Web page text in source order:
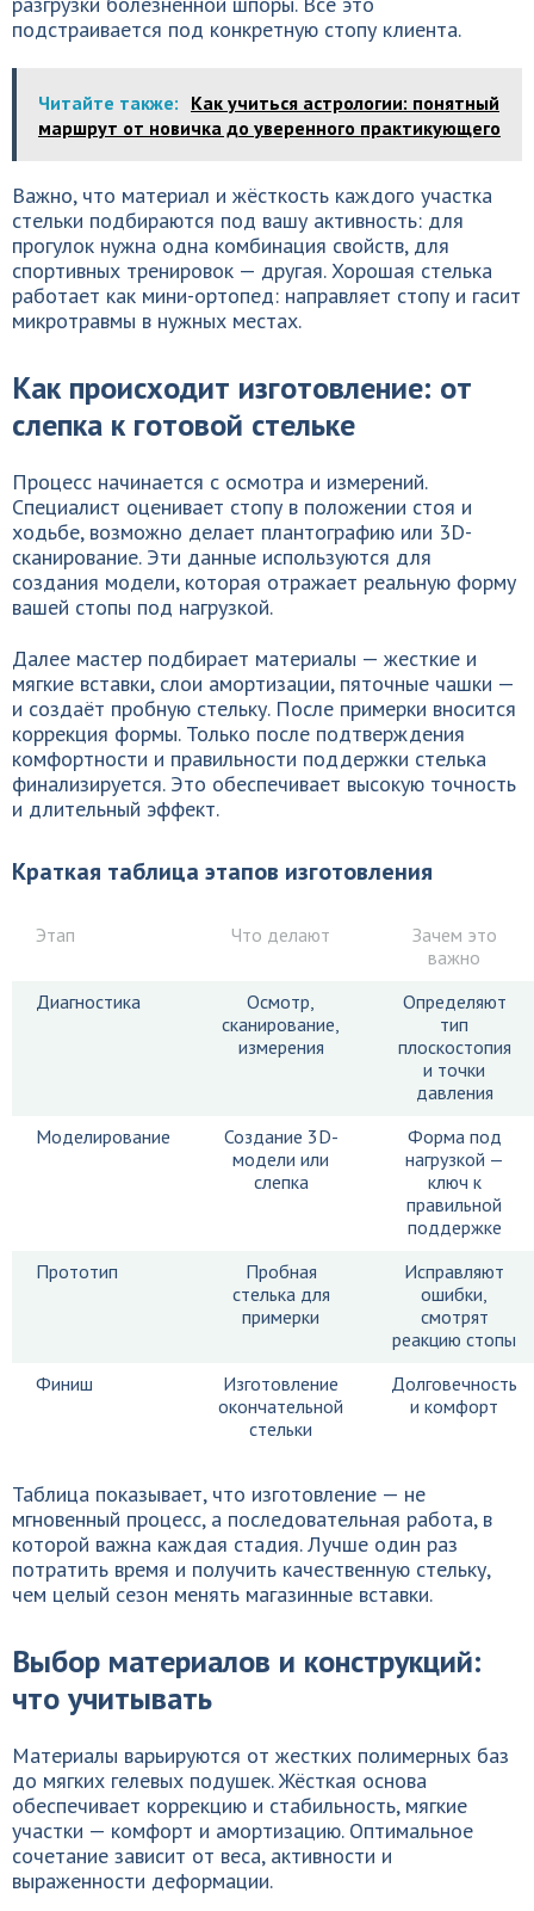
подстраивается под конкретную стопу клиента.
Читайте также: Как учиться астрологии: понятный
маршрут от новичка до уверенного практикующего
Важно, что материал и жёсткость каждого участка
стельки подбираются под вашу активность: для
прогулок нужна одна комбинация свойств, для
спортивных тренировок — другая. Хорошая стелька
работает как мини-ортопед: направляет стопу и гасит
микротравмы в нужных местах.
Как происходит изготовление: от
слепка к готовой стельке
Процесс начинается с осмотра и измерений.
Специалист оценивает стопу в положении стоя и
ходьбе, возможно делает плантографию или 3D-
сканирование. Эти данные используются для
создания модели, которая отражает реальную форму
вашей стопы под нагрузкой.
Далее мастер подбирает материалы — жесткие и
мягкие вставки, слои амортизации, пяточные чашки —
и создаёт пробную стельку. После примерки вносится
коррекция формы. Только после подтверждения
комфортности и правильности поддержки стелька
финализируется. Это обеспечивает высокую точность
и длительный эффект.
Краткая таблица этапов изготовления
Этап Что делают
Зачем это
важно
Диагностика
Осмотр,
сканирование,
измерения
Определяют
тип
плоскостопия
и точки
давления
Моделирование
Создание 3D-
модели или
слепка
Форма под
нагрузкой —
ключ к
правильной
поддержке
Прототип
Пробная
стелька для
примерки
Исправляют
ошибки,
смотрят
реакцию стопы
Финиш
Изготовление
окончательной
стельки
Долговечность
и комфорт
Таблица показывает, что изготовление — не
мгновенный процесс, а последовательная работа, в
которой важна каждая стадия. Лучше один раз
потратить время и получить качественную стельку,
чем целый сезон менять магазинные вставки.
Выбор материалов и конструкций:
что учитывать
Материалы варьируются от жестких полимерных баз
до мягких гелевых подушек. Жёсткая основа
обеспечивает коррекцию и стабильность, мягкие
участки — комфорт и амортизацию. Оптимальное
сочетание зависит от веса, активности и
выраженности деформации.